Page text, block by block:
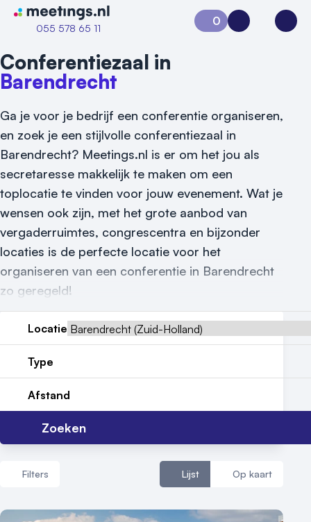
Naar home van Meetings
055 578 65 11
Vraag locatie aan
Locatiegids
Meld locatie aan
Reviews (5⭐️)
Contact
0
Aanvraag 0Inloggen
Conferentiezaal in
Barendrecht
Ga je voor je bedrijf een conferentie organiseren,
en zoek je een stijlvolle conferentiezaal in
Barendrecht? Meetings.nl is er om het jou als
secretaresse makkelijk te maken om een
toplocatie te vinden voor jouw evenement. Wat je
wensen ook zijn, met het grote aanbod van
vergaderruimtes, congrescentra en bijzonder
locaties is de perfecte locatie voor het
organiseren van een conferentie in Barendrecht
zo geregeld!
Locatie
Type
Afstand
Zoeken
Filters Lijst Op kaart